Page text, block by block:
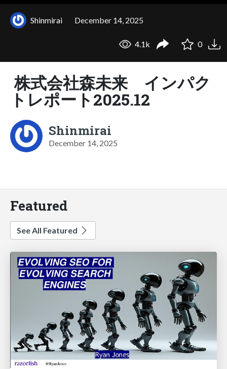
Shinmirai December 14, 2025
4.1k 0
株式会社森未来 インパク
トレポート2025.12
Shinmirai
December 14, 2025
Featured
See All Featured